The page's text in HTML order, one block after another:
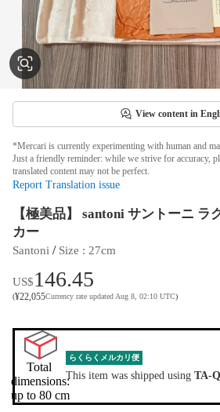
View content in
*Mercari is currently experimenting with human and
Just a friendly reminder: while we strive for accuracy,
translated content may not be perfect.
Report Translation issue
【極美品】 santoni サントーニ ラ
カー
Santoni / Size : 27cm
US$146.45
(¥22,055Currency rate updated Aug 8, 02:10 UTC)
Total
dimensions:
up to 80 cm
らくらくメルカリ便
This item was shipped using TA-